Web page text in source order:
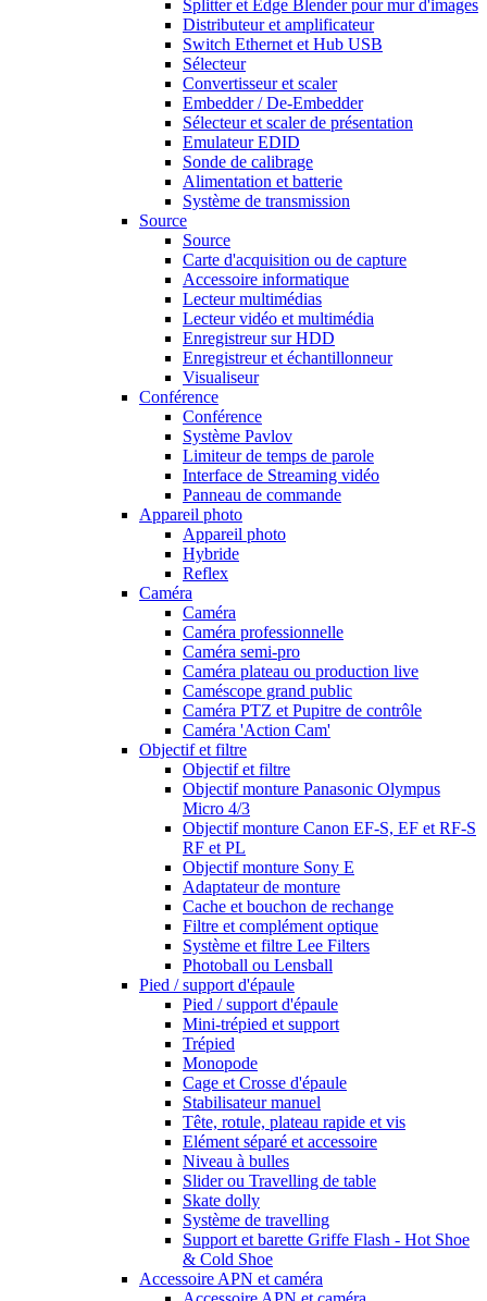
Splitter et Edge Blender pour mur d'images
Distributeur et amplificateur
Switch Ethernet et Hub USB
Sélecteur
Convertisseur et scaler
Embedder / De-Embedder
Sélecteur et scaler de présentation
Emulateur EDID
Sonde de calibrage
Alimentation et batterie
Système de transmission
Source
Source
Carte d'acquisition ou de capture
Accessoire informatique
Lecteur multimédias
Lecteur vidéo et multimédia
Enregistreur sur HDD
Enregistreur et échantillonneur
Visualiseur
Conférence
Conférence
Système Pavlov
Limiteur de temps de parole
Interface de Streaming vidéo
Panneau de commande
Appareil photo
Appareil photo
Hybride
Reflex
Caméra
Caméra
Caméra professionnelle
Caméra semi-pro
Caméra plateau ou production live
Caméscope grand public
Caméra PTZ et Pupitre de contrôle
Caméra 'Action Cam'
Objectif et filtre
Objectif et filtre
Objectif monture Panasonic Olympus
Micro 4/3
Objectif monture Canon EF-S, EF et RF-S
RF et PL
Objectif monture Sony E
Adaptateur de monture
Cache et bouchon de rechange
Filtre et complément optique
Système et filtre Lee Filters
Photoball ou Lensball
Pied / support d'épaule
Pied / support d'épaule
Mini-trépied et support
Trépied
Monopode
Cage et Crosse d'épaule
Stabilisateur manuel
Tête, rotule, plateau rapide et vis
Elément séparé et accessoire
Niveau à bulles
Slider ou Travelling de table
Skate dolly
Système de travelling
Support et barette Griffe Flash - Hot Shoe
& Cold Shoe
Accessoire APN et caméra